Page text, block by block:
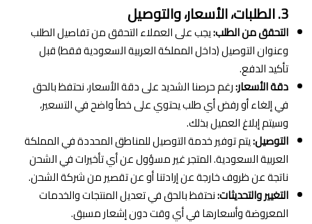
3. الطلبات، الأسعار، والتوصيل
التحقق من الطلب:يجب على العملاء التحقق من تفاصيل الطلب
وعنوان التوصيل (داخل المملكة العربية السعودية فقط) قبل
تأكيد الدفع.
دقة الأسعار:رغم حرصنا الشديد على دقة الأسعار، نحتفظ بالحق
في إلغاء أو رفض أي طلب يحتوي على خطأ واضح في التسعير،
وسيتم إبلاغ العميل بذلك.
التوصيل:يتم توفير خدمة التوصيل للمناطق المحددة في المملكة
العربية السعودية. المتجر غير مسؤول عن أي تأخيرات في الشحن
ناتجة عن ظروف خارجة عن إرادتنا أو عن تقصير من شركة الشحن.
التغيير والتحديثات:نحتفظ بالحق في تعديل المنتجات والخدمات
المعروضة وأسعارها في أي وقت دون إشعار مسبق.